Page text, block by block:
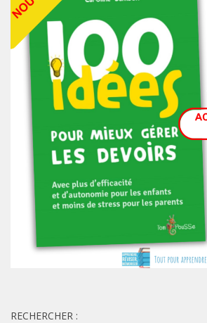
RECHERCHER :